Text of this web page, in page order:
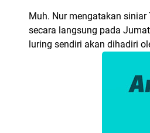
Muh. Nur mengatakan
secara langsung pada
luring sendiri akan dihadiri